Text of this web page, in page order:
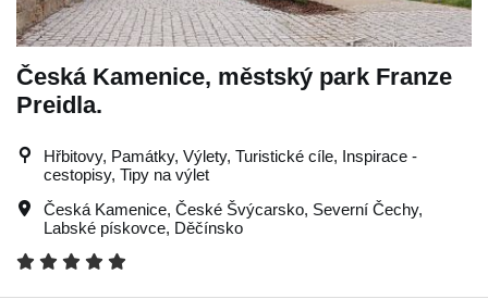
Česká Kamenice, městský park Franze
Preidla.
Hřbitovy, Památky, Výlety, Turistické cíle, Inspirace -
cestopisy, Tipy na výlet
Česká Kamenice, České Švýcarsko, Severní Čechy,
Labské pískovce, Děčínsko